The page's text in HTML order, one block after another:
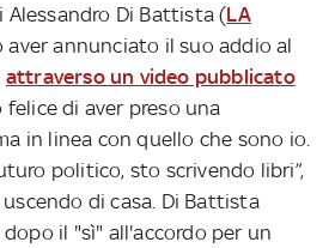
Di Battista (LA
aver annunciato il suo addio al
attraverso un video pubblicato
felice di aver preso una
in linea con quello che sono io.
politico, sto scrivendo libri”,
di casa. Di Battista
il "sì" all'accordo per un